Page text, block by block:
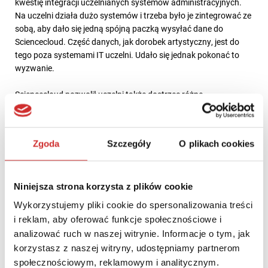
Zgoda Szczegóły O plikach cookies
Niniejsza strona korzysta z plików cookie
Wykorzystujemy pliki cookie do spersonalizowania treści
i reklam, aby oferować funkcje społecznościowe i
analizować ruch w naszej witrynie. Informacje o tym, jak
korzystasz z naszej witryny, udostępniamy partnerom
społecznościowym, reklamowym i analitycznym.
Na uczelni działa dużo systemów i trzeba było je zintegrować ze
sobą, aby dało się jedną spójną paczką wysyłać dane do
Sciencecloud. Część danych, jak dorobek artystyczny, jest do
tego poza systemami IT uczelni. Udało się jednak pokonać to
wyzwanie.
Sciencecloud pozwolił uczelni także dostrzec różne
niedociągnięcia, np. w sposobie przesyłania danych. Wiele z tych
problemów było niewidocznych, dopóki wszystkie informacje nie
informacje z różnych obszarów, tworząc „hub informacyjny”
uczelni. Nałożenie na siebie tych wszystkich informacji generuje
INSTYTUT BADAWCZY LEŚNICTWA
Instytut Badawczy Leśnictwa to jednostka naukowa, która nie
prowadzi zajęć dydaktycznych. Ponadto Instytut nie posiada
obowiązku ewaluacji, a ewaluowany jest na wniosek dyrektora.